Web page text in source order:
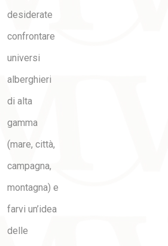
desiderate
confrontare
universi
alberghieri
di alta
gamma
(mare, città,
campagna,
montagna) e
farvi un’idea
delle